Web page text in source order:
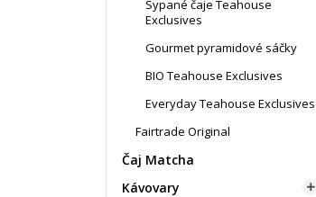
Sypané čaje Teahouse
Exclusives
Gourmet pyramidové sáčky
BIO Teahouse Exclusives
Everyday Teahouse Exclusives
Fairtrade Original
Čaj Matcha
Kávovary
